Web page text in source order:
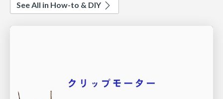
See All in How-to & DIY